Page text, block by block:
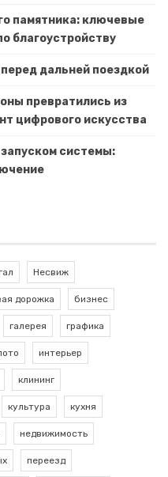
памятника: ключевые
благоустройству
дальней поездкой
превратились из
цифрового искусства
системы:
Несвиж
дорожка бизнес
галерея графика
интерьер
клининг
культура кухня
недвижимость
переезд